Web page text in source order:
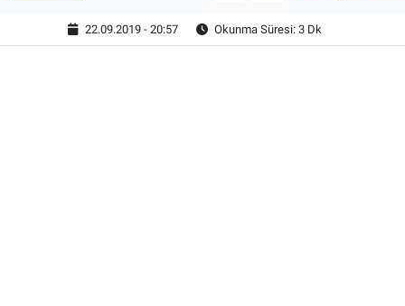
22.09.2019 - 20:57 Okunma Süresi: 3 Dk
Şeker ve Şekerli Mamüller